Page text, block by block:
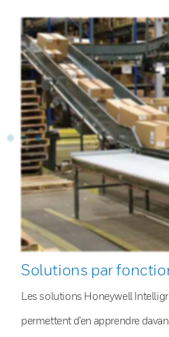
Solutions par
Les solutions Honeywell
permettent d’en apprendre